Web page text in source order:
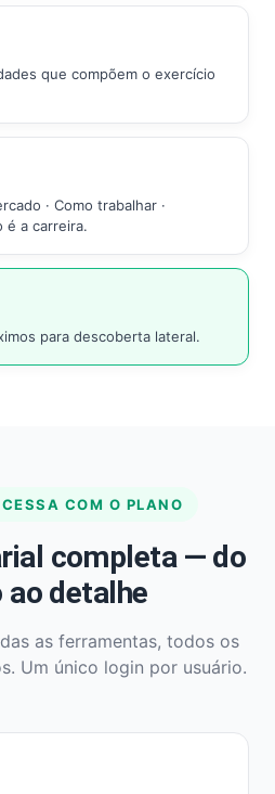
que compõem o exercício
· Como trabalhar ·
é a carreira.
para descoberta lateral.
COM O PLANO
completa — do
ao detalhe
as ferramentas, todos os
Um único login por usuário.